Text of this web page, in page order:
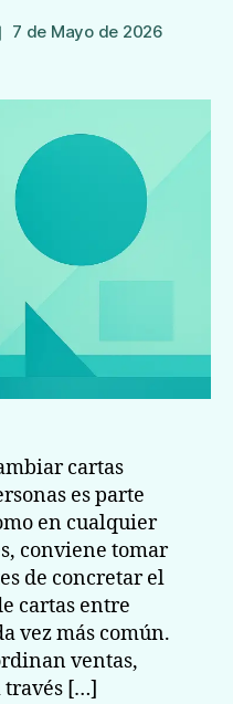
7 de Mayo de 2026
cartas
es parte
en cualquier
conviene tomar
de concretar el
cartas entre
vez más común.
ventas,
través […]